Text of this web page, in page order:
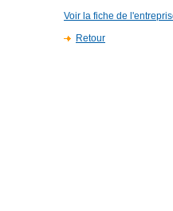
Voir la fiche de
Retour